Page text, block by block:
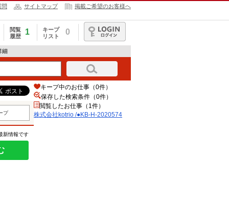
問 サイトマップ 掲載ご希望のお客様へ
閲覧
履歴
1
キープ
リスト
0
ログイン
細
プ
新情報です
キープ中のお仕事（0件）
保存した検索条件（0件）
閲覧したお仕事（1件）
株式会社kotrio /●KB-H-2020574